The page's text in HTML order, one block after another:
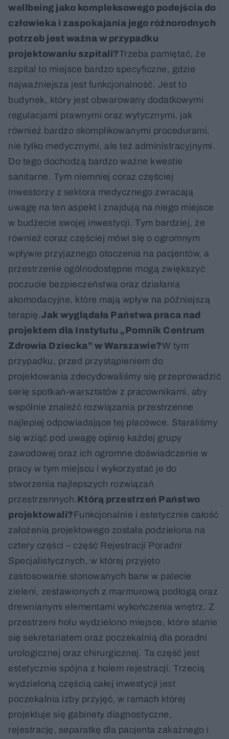
wellbeing jako kompleksowego podejścia do
człowieka i zaspokajania jego różnorodnych
potrzeb jest ważna w przypadku
projektowaniu szpitali?Trzeba pamiętać, że
szpital to miejsce bardzo specyficzne, gdzie
najważniejsza jest funkcjonalność. Jest to
budynek, który jest obwarowany dodatkowymi
regulacjami prawnymi oraz wytycznymi, jak
również bardzo skomplikowanymi procedurami,
nie tylko medycznymi, ale też administracyjnymi.
Do tego dochodzą bardzo ważne kwestie
sanitarne. Tym niemniej coraz częściej
inwestorzy z sektora medycznego zwracają
uwagę na ten aspekt i znajdują na niego miejsce
w budżecie swojej inwestycji. Tym bardziej, że
również coraz częściej mówi się o ogromnym
wpływie przyjaznego otoczenia na pacjentów, a
przestrzenie ogólnodostępne mogą zwiększyć
poczucie bezpieczeństwa oraz działania
akomodacyjne, które mają wpływ na późniejszą
terapię.Jak wyglądała Państwa praca nad
projektem dla Instytutu „Pomnik Centrum
Zdrowia Dziecka” w Warszawie?W tym
przypadku, przed przystąpieniem do
projektowania zdecydowaliśmy się przeprowadzić
serię spotkań-warsztatów z pracownikami, aby
wspólnie znaleźć rozwiązania przestrzenne
najlepiej odpowiadające tej placówce. Staraliśmy
się wziąć pod uwagę opinię każdej grupy
zawodowej oraz ich ogromne doświadczenie w
pracy w tym miejscu i wykorzystać je do
stworzenia najlepszych rozwiązań
przestrzennych. Którą przestrzeń Państwo
projektowali?Funkcjonalnie i estetycznie całość
założenia projektowego została podzielona na
cztery części – część Rejestracji Poradni
Specjalistycznych, w której przyjęto
zastosowanie stonowanych barw w palecie
zieleni, zestawionych z marmurową podłogą oraz
drewnianymi elementami wykończenia wnętrz. Z
przestrzeni holu wydzielono miejsce, które stanie
się sekretariatem oraz poczekalnią dla poradni
urologicznej oraz chirurgicznej. Ta część jest
estetycznie spójna z holem rejestracji. Trzecią
wydzieloną częścią całej inwestycji jest
poczekalnia izby przyjęć, w ramach której
projektuje się gabinety diagnostyczne,
rejestrację, separatkę dla pacjenta zakaźnego i